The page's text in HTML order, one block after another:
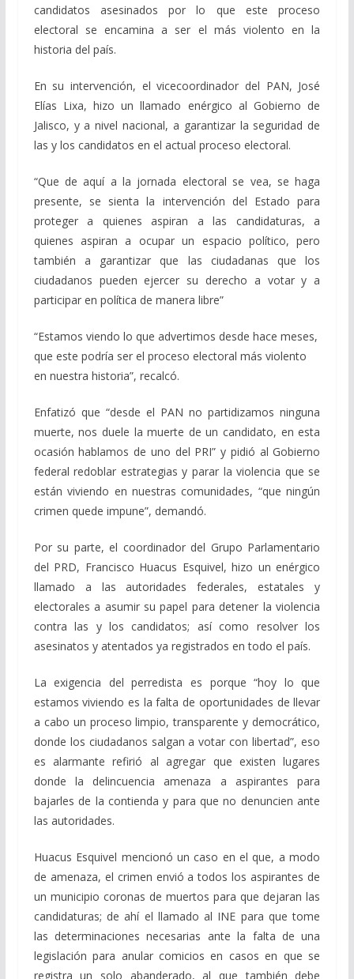
candidatos asesinados por lo que este proceso
electoral se encamina a ser el más violento en la
historia del país.
En su intervención, el vicecoordinador del PAN, José
Elías Lixa, hizo un llamado enérgico al Gobierno de
Jalisco, y a nivel nacional, a garantizar la seguridad de
las y los candidatos en el actual proceso electoral.
“Que de aquí a la jornada electoral se vea, se haga
presente, se sienta la intervención del Estado para
proteger a quienes aspiran a las candidaturas, a
quienes aspiran a ocupar un espacio político, pero
también a garantizar que las ciudadanas que los
ciudadanos pueden ejercer su derecho a votar y a
participar en política de manera libre”
“Estamos viendo lo que advertimos desde hace meses,
que este podría ser el proceso electoral más violento
en nuestra historia”, recalcó.
Enfatizó que “desde el PAN no partidizamos ninguna
muerte, nos duele la muerte de un candidato, en esta
ocasión hablamos de uno del PRI” y pidió al Gobierno
federal redoblar estrategias y parar la violencia que se
están viviendo en nuestras comunidades, “que ningún
crimen quede impune”, demandó.
Por su parte, el coordinador del Grupo Parlamentario
del PRD, Francisco Huacus Esquivel, hizo un enérgico
llamado a las autoridades federales, estatales y
electorales a asumir su papel para detener la violencia
contra las y los candidatos; así como resolver los
asesinatos y atentados ya registrados en todo el país.
La exigencia del perredista es porque “hoy lo que
estamos viviendo es la falta de oportunidades de llevar
a cabo un proceso limpio, transparente y democrático,
donde los ciudadanos salgan a votar con libertad”, eso
es alarmante refirió al agregar que existen lugares
donde la delincuencia amenaza a aspirantes para
bajarles de la contienda y para que no denuncien ante
las autoridades.
Huacus Esquivel mencionó un caso en el que, a modo
de amenaza, el crimen envió a todos los aspirantes de
un municipio coronas de muertos para que dejaran las
candidaturas; de ahí el llamado al INE para que tome
las determinaciones necesarias ante la falta de una
legislación para anular comicios en casos en que se
registra un solo abanderado, al que también debe